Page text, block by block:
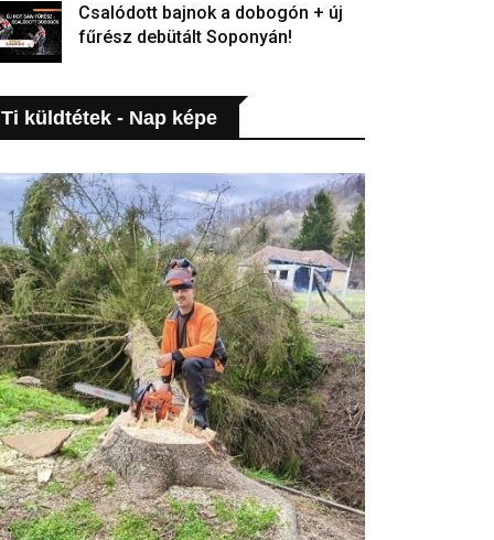
Csalódott bajnok a dobogón + új
fűrész debütált Soponyán!
Ti küldtétek - Nap képe